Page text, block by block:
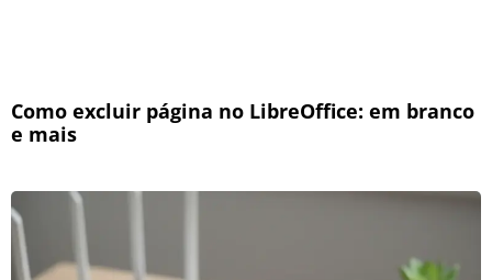
Como excluir página no LibreOffice: em branco
e mais